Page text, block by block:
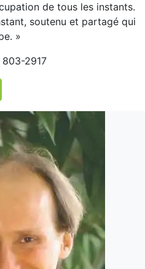
de tous les instants.
soutenu et partagé qui
»
803-2917